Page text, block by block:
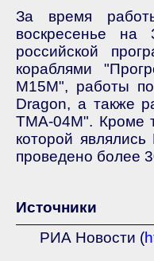
За время
воскресенье
российской
кораблями
М15М", работы по
Dragon, а также
ТМА-04М". Кроме
которой
проведено более
Источники
РИА Новости (